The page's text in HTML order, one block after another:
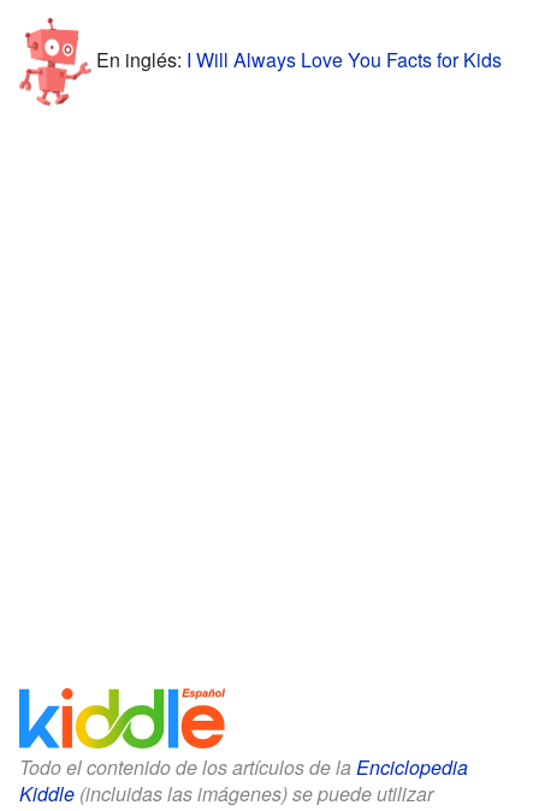
En inglés: I Will Always Love You Facts for Kids
Todo el contenido de los artículos de la Enciclopedia
Kiddle (incluidas las imágenes) se puede utilizar